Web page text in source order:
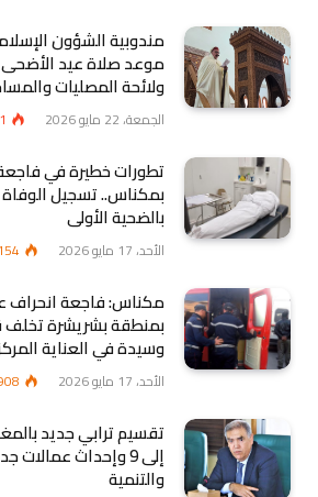
مندوبية الشؤون
ولائحة المصليات
الجمعة، 22 مايو 2026
تطورات خطيرة في
بمكناس.. تسجيل الوفاة
بالضحية الأولى
الأحد، 17 مايو 2026
مكناس: فاجعة انحراف
بمنطقة بشريشرة تخلف
وسيدة في العناية
الأحد، 17 مايو 2026
تقسيم ترابي جديد
إلى 9 وإحداث
والتنمية